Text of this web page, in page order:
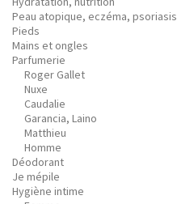
Peau atopique, eczéma, psoriasis
Pieds
Mains et ongles
Parfumerie
Roger Gallet
Nuxe
Caudalie
Garancia, Laino
Matthieu
Homme
Déodorant
Je mépile
Hygiène intime